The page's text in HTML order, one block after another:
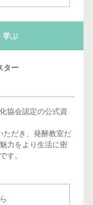
学ぶ
ター
協会認定の公式資
ただき、発酵教室だ
力をより生活に密
す。